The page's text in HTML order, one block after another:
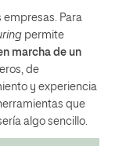
empresas. Para
permite
marcha de un
de
y experiencia
que
algo sencillo.